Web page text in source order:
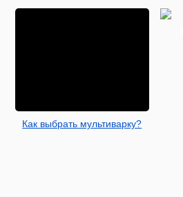
Как выбрать мультиварку?